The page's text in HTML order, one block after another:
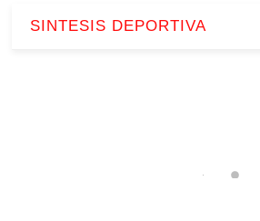
SINTESIS DEPORTIVA